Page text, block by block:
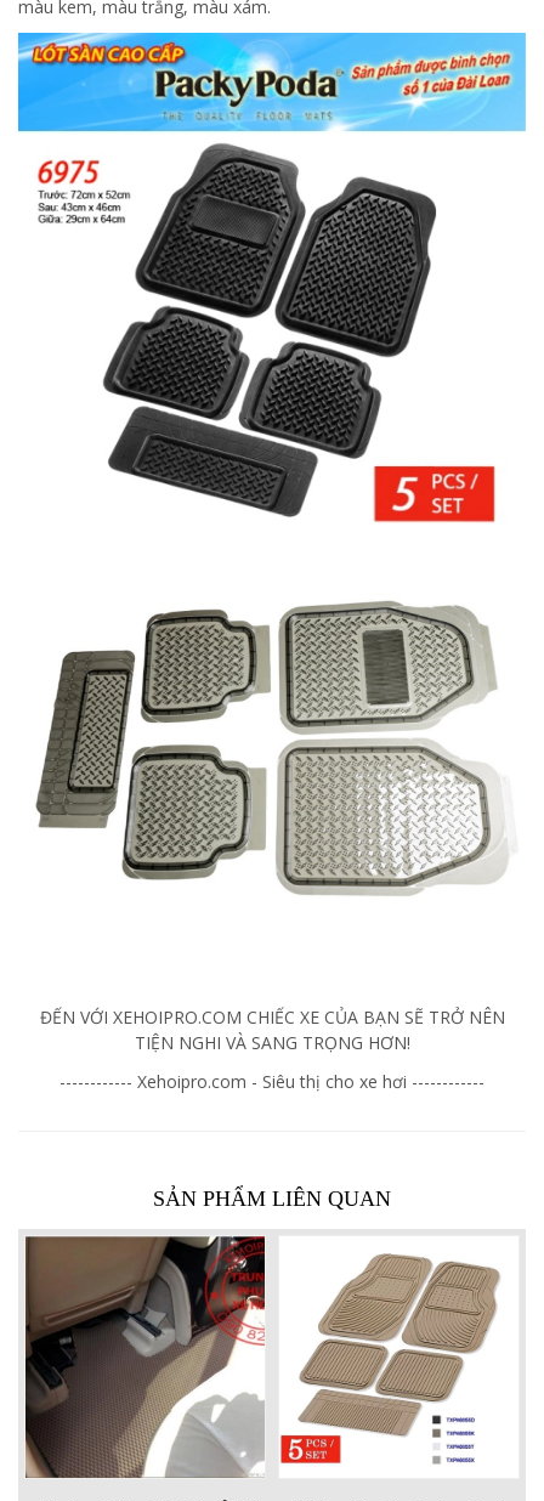
màu kem, màu trắng, màu xám.
ĐẾN VỚI XEHOIPRO.COM CHIẾC XE CỦA BẠN SẼ TRỞ NÊN
TIỆN NGHI VÀ SANG TRỌNG HƠN!
------------ Xehoipro.com - Siêu thị cho xe hơi ------------
SẢN PHẨM LIÊN QUAN